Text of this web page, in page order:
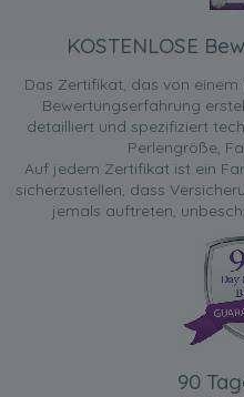
KOSTENLOSE
Das Zertifikat, das von
Bewertungserfahrung
detailliert und spezifiziert
Perlengröße,
Auf jedem Zertifikat ist ein
sicherzustellen, dass
jemals auftreten,
90